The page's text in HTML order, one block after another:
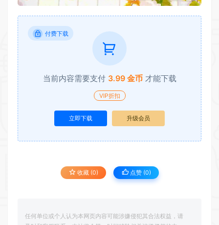
付费下载
当前内容需要支付 3.99 金币 才能下载
VIP折扣
立即下载 升级会员
收藏 (0) 点赞 (0)
任何单位或个人认为本网页内容可能涉嫌侵犯其合法权益，请